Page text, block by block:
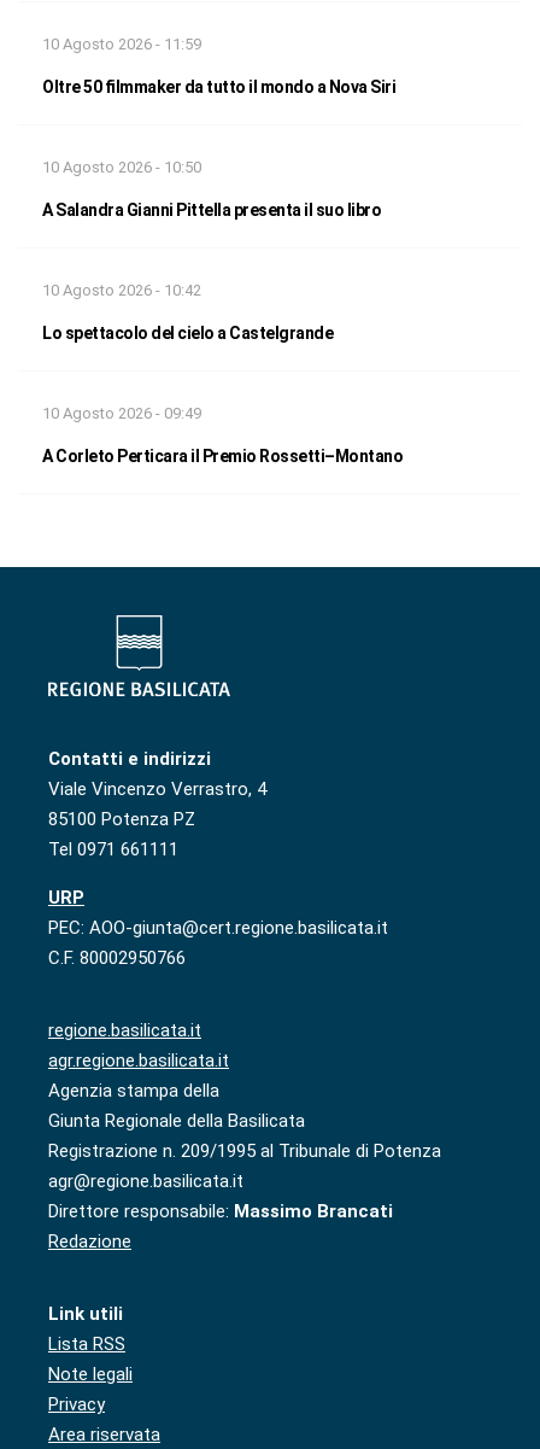
10 Agosto 2026 - 11:59
Oltre 50 filmmaker da tutto il mondo a Nova Siri
10 Agosto 2026 - 10:50
A Salandra Gianni Pittella presenta il suo libro
10 Agosto 2026 - 10:42
Lo spettacolo del cielo a Castelgrande
10 Agosto 2026 - 09:49
A Corleto Perticara il Premio Rossetti–Montano
Contatti e indirizzi
Viale Vincenzo Verrastro, 4
85100 Potenza PZ
Tel 0971 661111
URP
PEC: AOO-giunta@cert.regione.basilicata.it
C.F. 80002950766
regione.basilicata.it
agr.regione.basilicata.it
Agenzia stampa della
Giunta Regionale della Basilicata
Registrazione n. 209/1995 al Tribunale di Potenza
agr@regione.basilicata.it
Direttore responsabile: Massimo Brancati
Redazione
Link utili
Lista RSS
Note legali
Privacy
Area riservata